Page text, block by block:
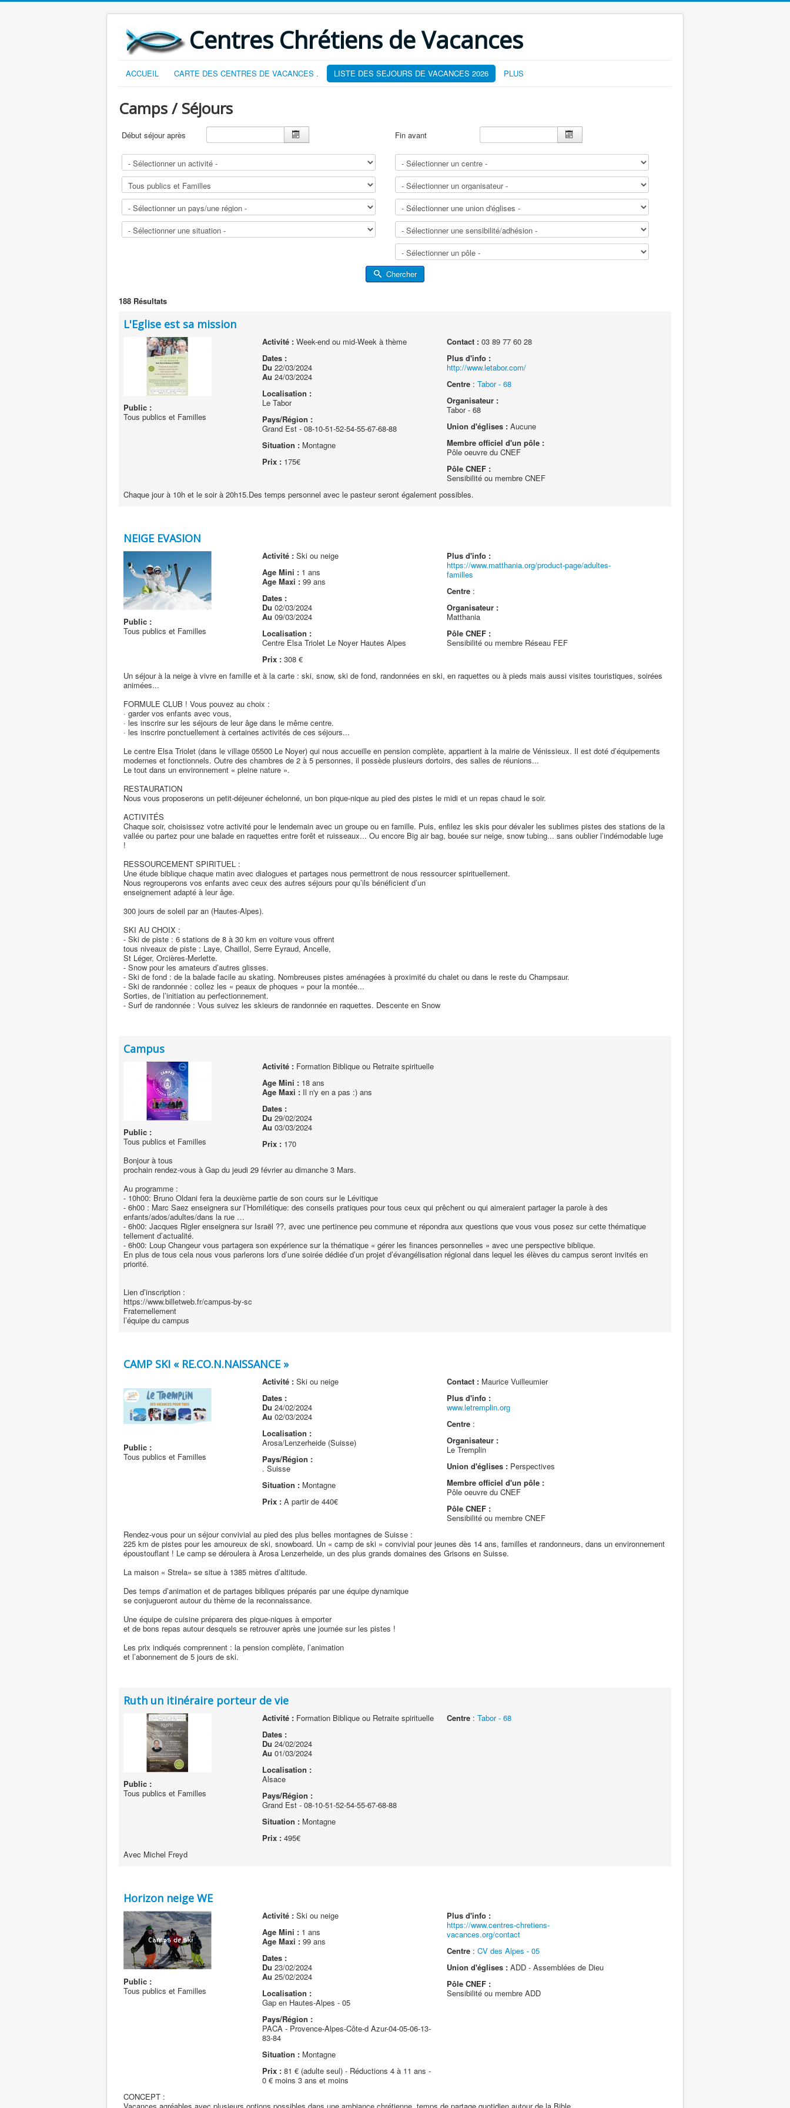
Centres Chrétiens de Vacances
ACCUEIL CARTE DES CENTRES DE VACANCES . LISTE DES SEJOURS DE VACANCES 2026 PLUS
Camps / Séjours
Début séjour après Fin avant
Chercher
188 Résultats
L'Eglise est sa mission
Public :
Tous publics et Familles
Activité :Week-end ou mid-Week à thème
Dates :
Du 22/03/2024
Au 24/03/2024
Localisation :
Le Tabor
Pays/Région :
Grand Est - 08-10-51-52-54-55-67-68-88
Situation :Montagne
Prix :175€
Contact : 03 89 77 60 28
Plus d'info :
http://www.letabor.com/
Centre :Tabor - 68
Organisateur :
Tabor - 68
Union d'églises : Aucune
Membre officiel d'un pôle :
Pôle oeuvre du CNEF
Pôle CNEF :
Sensibilité ou membre CNEF
Chaque jour à 10h et le soir à 20h15.Des temps personnel avec le pasteur seront également possibles.
NEIGE EVASION
Public :
Tous publics et Familles
Activité :Ski ou neige
Age Mini :1 ans
Age Maxi :99 ans
Dates :
Du 02/03/2024
Au 09/03/2024
Localisation :
Centre Elsa Triolet Le Noyer Hautes Alpes
Prix :308 €
Plus d'info :
https://www.matthania.org/product-page/adultes-
familles
Centre :
Organisateur :
Matthania
Pôle CNEF :
Sensibilité ou membre Réseau FEF
Un séjour à la neige à vivre en famille et à la carte : ski, snow, ski de fond, randonnées en ski, en raquettes ou à pieds mais aussi visites touristiques, soirées
animées...
FORMULE CLUB ! Vous pouvez au choix :
· garder vos enfants avec vous,
· les inscrire sur les séjours de leur âge dans le même centre.
· les inscrire ponctuellement à certaines activités de ces séjours...
Le centre Elsa Triolet (dans le village 05500 Le Noyer) qui nous accueille en pension complète, appartient à la mairie de Vénissieux. Il est doté d’équipements
modernes et fonctionnels. Outre des chambres de 2 à 5 personnes, il possède plusieurs dortoirs, des salles de réunions...
Le tout dans un environnement « pleine nature ».
RESTAURATION
Nous vous proposerons un petit-déjeuner échelonné, un bon pique-nique au pied des pistes le midi et un repas chaud le soir.
ACTIVITÉS
Chaque soir, choisissez votre activité pour le lendemain avec un groupe ou en famille. Puis, enfilez les skis pour dévaler les sublimes pistes des stations de la
vallée ou partez pour une balade en raquettes entre forêt et ruisseaux... Ou encore Big air bag, bouée sur neige, snow tubing... sans oublier l’indémodable luge
!
RESSOURCEMENT SPIRITUEL :
Une étude biblique chaque matin avec dialogues et partages nous permettront de nous ressourcer spirituellement.
Nous regrouperons vos enfants avec ceux des autres séjours pour qu’ils bénéficient d’un
enseignement adapté à leur âge.
300 jours de soleil par an (Hautes-Alpes).
SKI AU CHOIX :
- Ski de piste : 6 stations de 8 à 30 km en voiture vous offrent
tous niveaux de piste : Laye, Chaillol, Serre Eyraud, Ancelle,
St Léger, Orcières-Merlette.
- Snow pour les amateurs d’autres glisses.
- Ski de fond : de la balade facile au skating. Nombreuses pistes aménagées à proximité du chalet ou dans le reste du Champsaur.
- Ski de randonnée : collez les « peaux de phoques » pour la montée...
Sorties, de l’initiation au perfectionnement.
- Surf de randonnée : Vous suivez les skieurs de randonnée en raquettes. Descente en Snow
Campus
Public :
Tous publics et Familles
Activité :Formation Biblique ou Retraite spirituelle
Age Mini :18 ans
Age Maxi :Il n'y en a pas :) ans
Dates :
Du 29/02/2024
Au 03/03/2024
Prix :170
Bonjour à tous
prochain rendez-vous à Gap du jeudi 29 février au dimanche 3 Mars.
Au programme :
⁃ 10h00: Bruno Oldani fera la deuxième partie de son cours sur le Lévitique
⁃ 6h00 : Marc Saez enseignera sur l’Homilétique: des conseils pratiques pour tous ceux qui prêchent ou qui aimeraient partager la parole à des
enfants/ados/adultes/dans la rue …
⁃ 6h00: Jacques Rigler enseignera sur Israël ??, avec une pertinence peu commune et répondra aux questions que vous vous posez sur cette thématique
tellement d’actualité.
⁃ 6h00: Loup Changeur vous partagera son expérience sur la thématique « gérer les finances personnelles » avec une perspective biblique.
En plus de tous cela nous vous parlerons lors d’une soirée dédiée d’un projet d’évangélisation régional dans lequel les élèves du campus seront invités en
priorité.
Lien d’inscription :
https://www.billetweb.fr/campus-by-sc
Fraternellement
l’équipe du campus
CAMP SKI « RE.CO.N.NAISSANCE »
Public :
Tous publics et Familles
Activité :Ski ou neige
Dates :
Du 24/02/2024
Au 02/03/2024
Localisation :
Arosa/Lenzerheide (Suisse)
Pays/Région :
. Suisse
Situation :Montagne
Prix :A partir de 440€
Contact : Maurice Vuilleumier
Plus d'info :
www.letremplin.org
Centre :
Organisateur :
Le Tremplin
Union d'églises : Perspectives
Membre officiel d'un pôle :
Pôle oeuvre du CNEF
Pôle CNEF :
Sensibilité ou membre CNEF
Rendez-vous pour un séjour convivial au pied des plus belles montagnes de Suisse :
225 km de pistes pour les amoureux de ski, snowboard. Un « camp de ski » convivial pour jeunes dès 14 ans, familles et randonneurs, dans un environnement
époustouflant ! Le camp se déroulera à Arosa Lenzerheide, un des plus grands domaines des Grisons en Suisse.
La maison « Strela» se situe à 1385 mètres d’altitude.
Des temps d’animation et de partages bibliques préparés par une équipe dynamique
se conjugueront autour du thème de la reconnaissance.
Une équipe de cuisine préparera des pique-niques à emporter
et de bons repas autour desquels se retrouver après une journée sur les pistes !
Les prix indiqués comprennent : la pension complète, l’animation
et l’abonnement de 5 jours de ski.
Ruth un itinéraire porteur de vie
Public :
Tous publics et Familles
Activité :Formation Biblique ou Retraite spirituelle
Dates :
Du 24/02/2024
Au 01/03/2024
Localisation :
Alsace
Pays/Région :
Grand Est - 08-10-51-52-54-55-67-68-88
Situation :Montagne
Prix :495€
Centre :Tabor - 68
Avec Michel Freyd
Horizon neige WE
Public :
Tous publics et Familles
Activité :Ski ou neige
Age Mini :1 ans
Age Maxi :99 ans
Dates :
Du 23/02/2024
Au 25/02/2024
Localisation :
Gap en Hautes-Alpes - 05
Pays/Région :
PACA - Provence-Alpes-Côte-d Azur-04-05-06-13-
83-84
Situation :Montagne
Prix :81 € (adulte seul) - Réductions 4 à 11 ans -
0 € moins 3 ans et moins
Plus d'info :
https://www.centres-chretiens-
vacances.org/contact
Centre :CV des Alpes - 05
Union d'églises : ADD - Assemblées de Dieu
Pôle CNEF :
Sensibilité ou membre ADD
CONCEPT :